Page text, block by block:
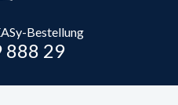
Bestellung
888 29